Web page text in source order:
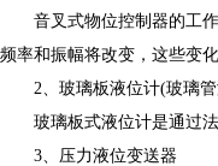
音叉式物位控制器的工作
频率和振幅将改变，这些变
2、玻璃板液位计(玻璃管
玻璃板式液位计是通过法
3、压力液位变送器